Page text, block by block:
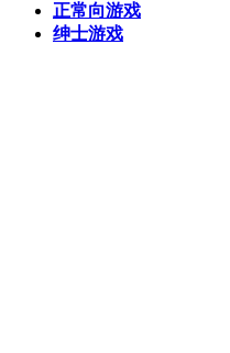
正常向游戏
绅士游戏